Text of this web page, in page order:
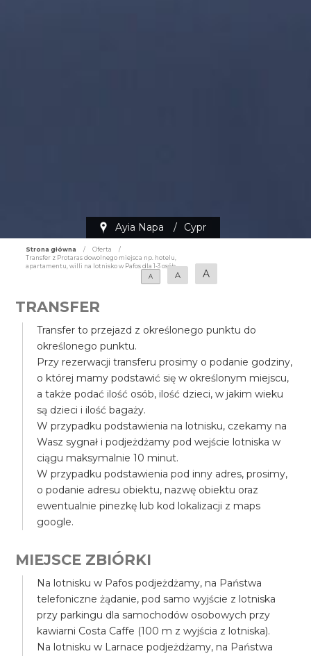
Ayia Napa / Cypr
Strona główna / Oferta
/
Transfer z Protaras dowolnego miejsca np. hotelu,
apartamentu, willi na lotnisko w Pafos dla 1-3 osób
A
A A
TRANSFER
Transfer to przejazd z określonego punktu do
określonego punktu.
Przy rezerwacji transferu prosimy o podanie godziny,
o której mamy podstawić się w określonym miejscu,
a także podać ilość osób, ilość dzieci, w jakim wieku
są dzieci i ilość bagaży.
W przypadku podstawienia na lotnisku, czekamy na
Wasz sygnał i podjeżdżamy pod wejście lotniska w
ciągu maksymalnie 10 minut.
W przypadku podstawienia pod inny adres, prosimy,
o podanie adresu obiektu, nazwę obiektu oraz
ewentualnie pinezkę lub kod lokalizacji z maps
google.
MIEJSCE ZBIÓRKI
Na lotnisku w Pafos podjeżdżamy, na Państwa
telefoniczne żądanie, pod samo wyjście z lotniska
przy parkingu dla samochodów osobowych przy
kawiarni Costa Caffe (100 m z wyjścia z lotniska).
Na lotnisku w Larnace podjeżdżamy, na Państwa